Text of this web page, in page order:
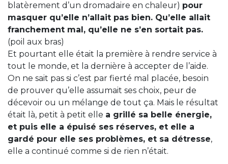
blatèrement d’un dromadaire en chaleur) pour
masquer qu’elle n’allait pas bien. Qu’elle allait
franchement mal, qu’elle ne s’en sortait pas.
(poil aux bras)
Et pourtant elle était la première à rendre service à
tout le monde, et la dernière à accepter de l’aide.
On ne sait pas si c’est par fierté mal placée, besoin
de prouver qu’elle assumait ses choix, peur de
décevoir ou un mélange de tout ça. Mais le résultat
était là, petit à petit elle a grillé sa belle énergie,
et puis elle a épuisé ses réserves, et elle a
gardé pour elle ses problèmes, et sa détresse,
elle a continué comme si de rien n’était.